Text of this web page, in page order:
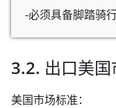
-必须具备脚踏骑
3.2. 出口美
美国市场标准：